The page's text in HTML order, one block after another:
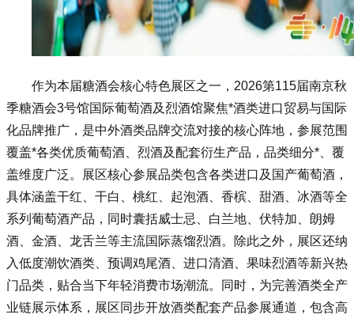
作为本届糖酒会核心特色展区之一，2026第115届南京秋
季糖酒会3号馆国际葡萄酒及烈酒馆聚焦*酒类进口贸易与国际
化品牌推广，是中外酒类品牌交流对接的核心阵地，参展范围
覆盖*各类优质葡萄酒、烈酒及配套衍生产品，品类细分*、覆
盖维度广泛。展区核心参展品类包含各类进口及国产葡萄酒，
具体涵盖干红、干白、桃红、起泡酒、香槟、甜酒、冰酒等全
系列葡萄酒产品，同时囊括威士忌、白兰地、伏特加、朗姆
酒、金酒、龙舌兰等主流国际蒸馏烈酒。除此之外，展区还纳
入低度潮饮酒类、预调鸡尾酒、进口清酒、果味烈酒等新兴热
门品类，贴合当下年轻消费市场潮流。同时，为完善酒类全产
业链展示体系，展区同步开放酒类配套产品参展通道，包含高